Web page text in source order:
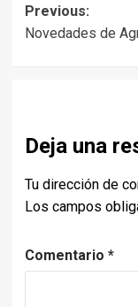
Post
navigation
Previous:
Novedades de
Deja una
Tu dirección de
Los campos
Comentario *